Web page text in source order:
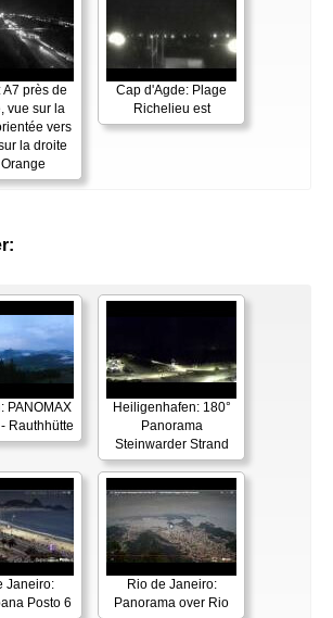
A7 près de
vue sur la
vers
la droite
Cap d'Agde: Plage
Richelieu est
PANOMAX
Rauthhütte
Heiligenhafen: 180°
Panorama
Steinwarder Strand
Janeiro:
Posto 6
Rio de Janeiro:
Panorama over Rio